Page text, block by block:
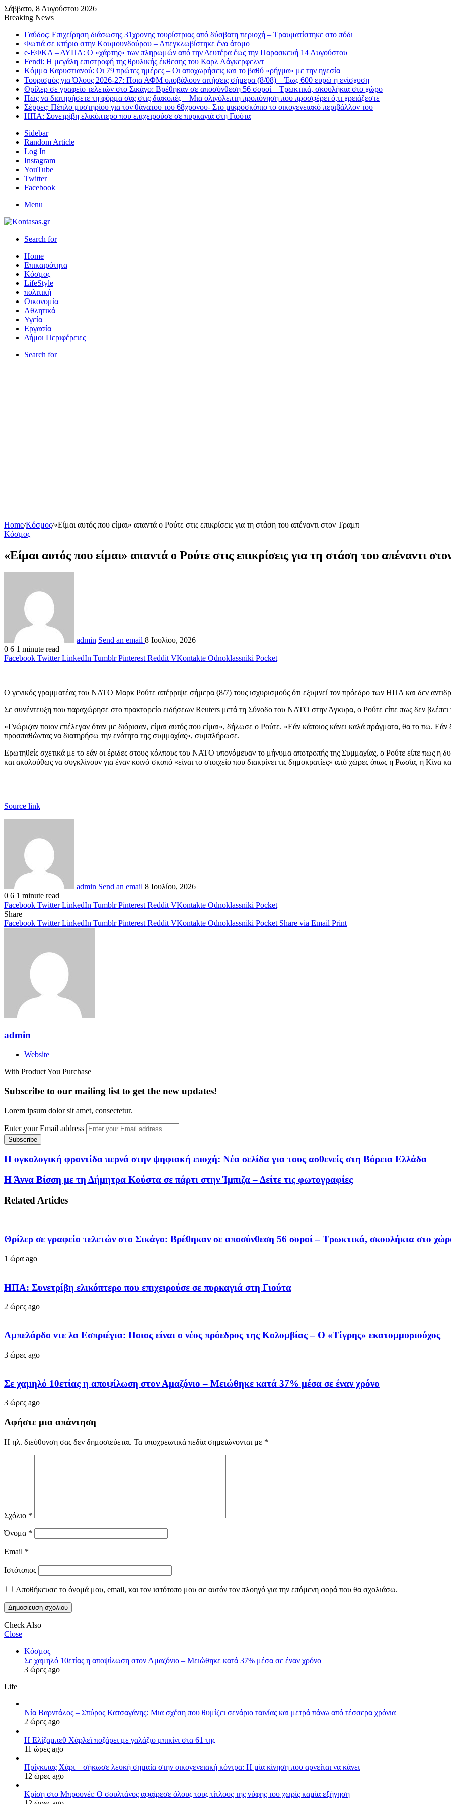
Σάββατο, 8 Αυγούστου 2026
Breaking News
Γαύδος: Επιχείρηση διάσωσης 31χρονης τουρίστριας από δύσβατη περιοχή – Τραυματίστηκε στο πόδι
Φωτιά σε κτήριο στην Κουμουνδούρου – Απεγκλωβίστηκε ένα άτομο
e-ΕΦΚΑ – ΔΥΠΑ: Ο «χάρτης» των πληρωμών από την Δευτέρα έως την Παρασκευή 14 Αυγούστου
Fendi: Η μεγάλη επιστροφή της θρυλικής έκθεσης του Καρλ Λάγκερφελντ
Κόμμα Καρυστιανού: Οι 79 πρώτες ημέρες – Οι αποχωρήσεις και το βαθύ «ρήγμα» με την ηγεσία
Τουρισμός για Όλους 2026-27: Ποια ΑΦΜ υποβάλουν αιτήσεις σήμερα (8/08) – Έως 600 ευρώ η ενίσχυση
Θρίλερ σε γραφείο τελετών στο Σικάγο: Βρέθηκαν σε αποσύνθεση 56 σοροί – Τρωκτικά, σκουλήκια στο χώρο
Πώς να διατηρήσετε τη φόρμα σας στις διακοπές – Μια ολιγόλεπτη προπόνηση που προσφέρει ό,τι χρειάζεστε
Σέρρες: Πέπλο μυστηρίου για τον θάνατου του 68χρονου- Στο μικροσκόπιο το οικογενειακό περιβάλλον του
ΗΠΑ: Συνετρίβη ελικόπτερο που επιχειρούσε σε πυρκαγιά στη Γιούτα
Sidebar
Random Article
Log In
Instagram
YouTube
Twitter
Facebook
Menu
Search for
Home
Επικαιρότητα
Κόσμος
LifeStyle
πολιτική
Οικονομία
Αθλητικά
Υγεία
Εργασία
Δήμοι Περιφέρειες
Search for
Home/Κόσμος/«Είμαι αυτός που είμαι» απαντά ο Ρούτε στις επικρίσεις για τη στάση του απέναντι στον Τραμπ
Κόσμος
«Είμαι αυτός που είμαι» απαντά ο Ρούτε στις επικρίσεις για τη στάση του απέναντι
admin Send an email 8 Ιουλίου, 2026
0 6 1 minute read
Facebook Twitter LinkedIn Tumblr Pinterest Reddit VKontakte Odnoklassniki Pocket
Ο γενικός γραμματέας του ΝΑΤΟ Μαρκ Ρούτε απέρριψε σήμερα (8/7) τους ισχυρισμούς ότι εξυμνεί τον πρόεδρο των ΗΠΑ και δεν
Σε συνέντευξη που παραχώρησε στο πρακτορείο ειδήσεων Reuters μετά τη Σύνοδο του ΝΑΤΟ στην Άγκυρα, ο Ρούτε είπε πως δεν βλέπει
«Γνώριζαν ποιον επέλεγαν όταν με διόρισαν, είμαι αυτός που είμαι», δήλωσε ο Ρούτε. «Εάν κάποιος κάνει καλά πράγματα, θα το πω.
προσπαθώντας να διατηρήσω την ενότητα της συμμαχίας», συμπλήρωσε.
Ερωτηθείς σχετικά με το εάν οι έριδες στους κόλπους του ΝΑΤΟ υπονόμευαν το μήνυμα αποτροπής της Συμμαχίας, ο Ρούτε είπε πως
και ακολούθως να συγκλίνουν για έναν κοινό σκοπό «είναι το στοιχείο που διακρίνει τις δημοκρατίες» από χώρες όπως η Ρωσία, η Κίνα
Source link
admin Send an email 8 Ιουλίου, 2026
0 6 1 minute read
Facebook Twitter LinkedIn Tumblr Pinterest Reddit VKontakte Odnoklassniki Pocket
Share
Facebook Twitter LinkedIn Tumblr Pinterest Reddit VKontakte Odnoklassniki Pocket Share via Email Print
admin
Website
With Product You Purchase
Subscribe to our mailing list to get the new updates!
Lorem ipsum dolor sit amet, consectetur.
Enter your Email address
Η ογκολογική φροντίδα περνά στην ψηφιακή εποχή: Νέα σελίδα για τους ασθενείς στη Βόρεια Ελλάδα
Η Άννα Βίσση με τη Δήμητρα Κούστα σε πάρτι στην Ίμπιζα – Δείτε τις φωτογραφίες
Related Articles
Θρίλερ σε γραφείο τελετών στο Σικάγο: Βρέθηκαν σε αποσύνθεση 56 σοροί – Τρωκτικά, σκουλήκια στο
1 ώρα ago
ΗΠΑ: Συνετρίβη ελικόπτερο που επιχειρούσε σε πυρκαγιά στη Γιούτα
2 ώρες ago
Αμπελάρδο ντε λα Εσπριέγια: Ποιος είναι ο νέος πρόεδρος της Κολομβίας – Ο «Τίγρης» εκατομμυριούχος
3 ώρες ago
Σε χαμηλό 10ετίας η αποψίλωση στον Αμαζόνιο – Μειώθηκε κατά 37% μέσα σε έναν χρόνο
3 ώρες ago
Αφήστε μια απάντηση
Η ηλ. διεύθυνση σας δεν δημοσιεύεται. Τα υποχρεωτικά πεδία σημειώνονται με *
Σχόλιο *
Όνομα *
Email *
Ιστότοπος
Αποθήκευσε το όνομά μου, email, και τον ιστότοπο μου σε αυτόν τον πλοηγό για την επόμενη φορά που θα σχολιάσω.
Check Also
Close
Κόσμος
Σε χαμηλό 10ετίας η αποψίλωση στον Αμαζόνιο – Μειώθηκε κατά 37% μέσα σε έναν χρόνο
3 ώρες ago
Life
Νία Βαρντάλος – Σπύρος Κατσαγάνης: Μια σχέση που θυμίζει σενάριο ταινίας και μετρά πάνω από τέσσερα χρόνια
2 ώρες ago
Η Ελίζαμπεθ Χάρλεϊ ποζάρει με γαλάζιο μπικίνι στα 61 της
11 ώρες ago
Πρίγκιπας Χάρι – σήκωσε λευκή σημαία στην οικογενειακή κόντρα: Η μία κίνηση που αρνείται να κάνει
12 ώρες ago
Κρίση στο Μπρουνέι: Ο σουλτάνος αφαίρεσε όλους τους τίτλους της νύφης του χωρίς καμία εξήγηση